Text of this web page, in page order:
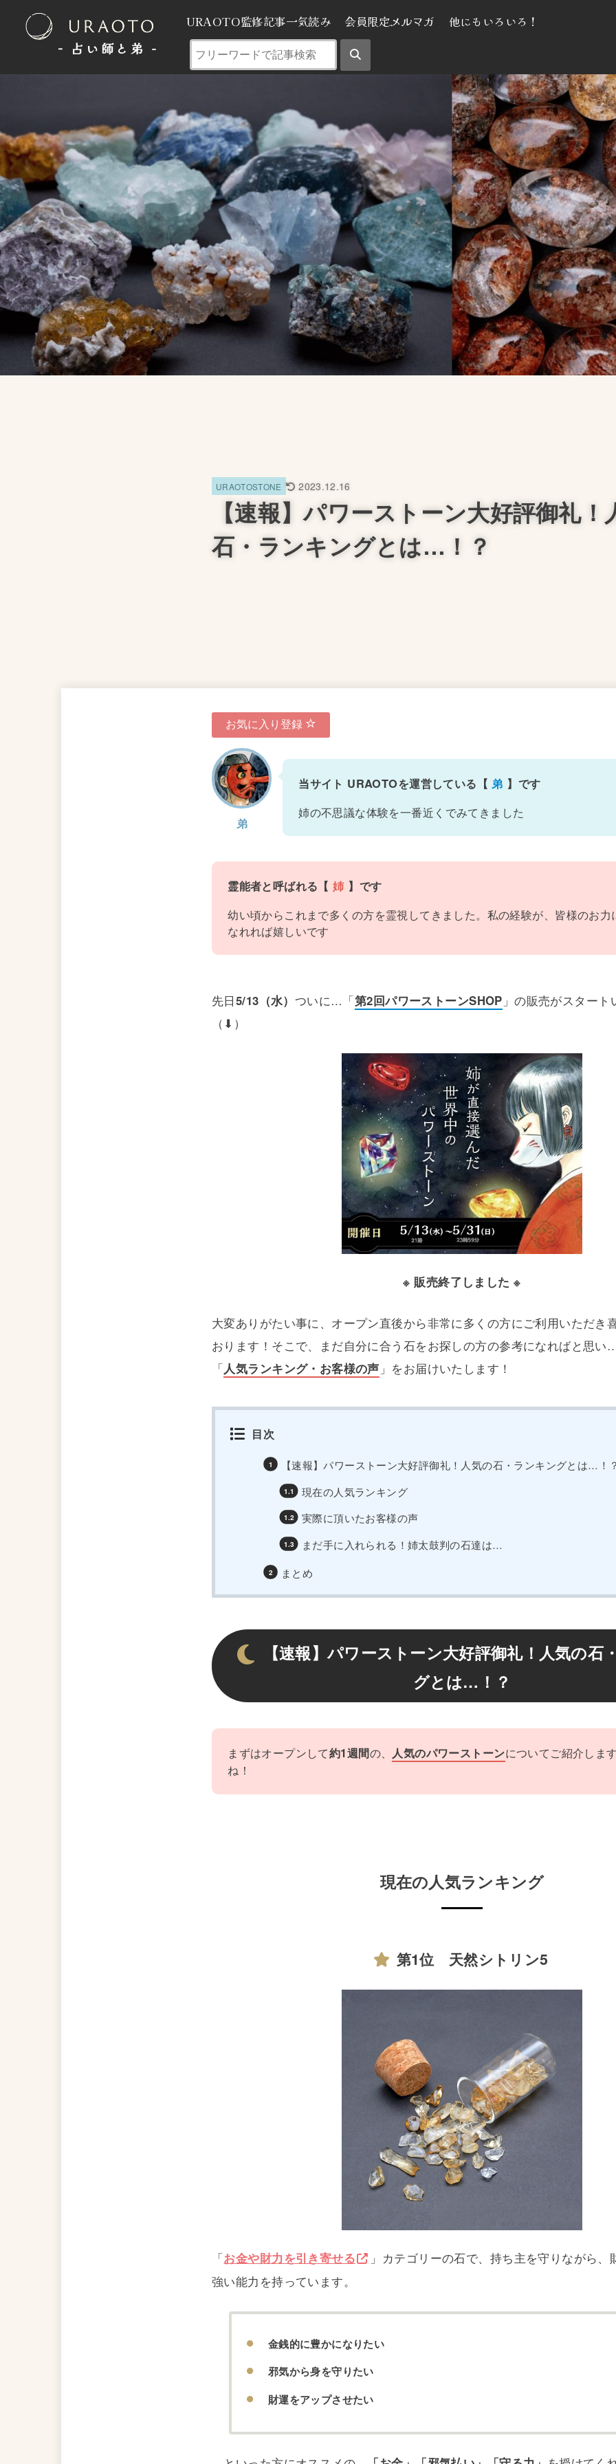
- 占い師と弟 ‐
URAOTO監修記事一気読み 会員限定メルマガ 他にもいろいろ！
URAOTOSTONE 2023.12.16
【速報】パワーストーン大好評御礼！
石・ランキングとは…！？
お気に入り登録
弟
当サイト URAOTOを運営している【弟 】です
姉の不思議な体験を一番近くでみてきました
霊能者と呼ばれる【姉 】です
幼い頃からこれまで多くの方を霊視してきました。私の経験が、皆様のお力
なれれば嬉しいです
先日5/13（水） ついに…「第2回パワーストーンSHOP 」の販売がスター
（⬇）
※ 販売終了しました ※
大変ありがたい事に、オープン直後から非常に多くの方にご利用いただき
おります！そこで、まだ自分に合う石をお探しの方の参考になればと思
「人気ランキング・お客様の声 」をお届けいたします！
目次
【速報】パワーストーン大好評御礼！人気の石・ランキングとは…！
現在の人気ランキング
実際に頂いたお客様の声
まだ手に入れられる！姉太鼓判の石達は…
まとめ
【速報】パワーストーン大好評御礼！人気の石
グとは…！？
まずはオープンして約1週間の、 人気のパワーストーンについてご紹介しま
ね！
現在の人気ランキング
第1位 天然シトリン5
「お金や財力を引き寄せる
」カテゴリーの石で、持ち主を守りながら、
強い能力を持っています。
金銭的に豊かになりたい
邪気から身を守りたい
財運をアップさせたい